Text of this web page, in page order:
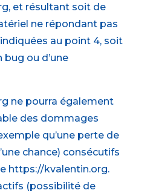
et résultant soit de
ne répondant pas
au point 4, soit
bug ou d’une
ne pourra également
des dommages
qu’une perte de
chance) consécutifs
https://kvalentin.org.
(possibilité de